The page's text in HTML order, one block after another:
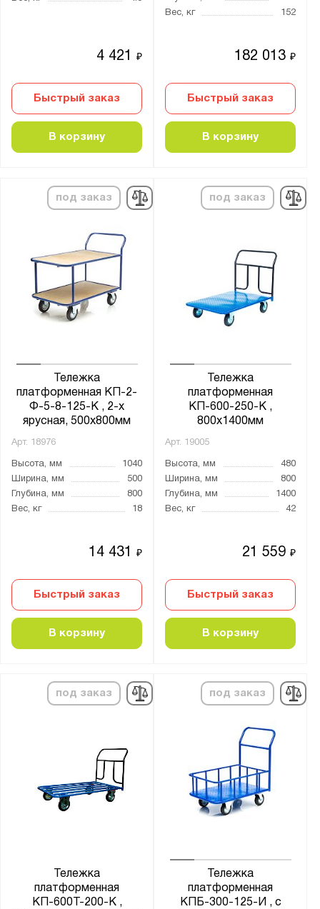
4 421₽
Быстрый заказ
В корзину
Вес, кг
152
182 013₽
Быстрый заказ
В корзину
под заказ
Тележка
платформенная КП-2-
Ф-5-8-125-К , 2-х
ярусная, 500х800мм
Арт. 18976
Высота, мм
1040
Ширина, мм
500
Глубина, мм
800
Вес, кг
18
14 431₽
Быстрый заказ
В корзину
под заказ
Тележка
платформенная
КП-600-250-К ,
800х1400мм
Арт. 19005
Высота, мм
480
Ширина, мм
800
Глубина, мм
1400
Вес, кг
42
21 559₽
Быстрый заказ
В корзину
под заказ
Тележка
платформенная
КП-600Т-200-К ,
под заказ
Тележка
платформенная
КПБ-300-125-И , с
1000x600
1000x700
1800x800
2000x1250
2500x1250
Общая высота тележки, мм:
Высота ручки, мм:
от до
Особенности:
Большегрузная
Для картона
Поворотная ось
Производство колёс:
Китай
Страна производства:
Россия
Производитель:
Стелла-Техник
Серия:
БТ
КПБ
КПО